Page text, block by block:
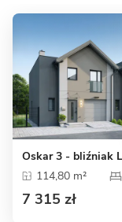
Oskar 3 - bliźniak
114,80 m²
7 315 zł